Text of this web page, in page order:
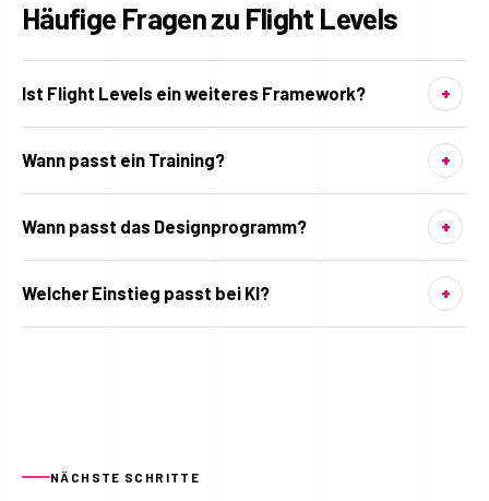
Häufige Fragen zu Flight Levels
Ist Flight Levels ein weiteres Framework?
Wann passt ein Training?
Wann passt das Designprogramm?
Welcher Einstieg passt bei KI?
NÄCHSTE SCHRITTE